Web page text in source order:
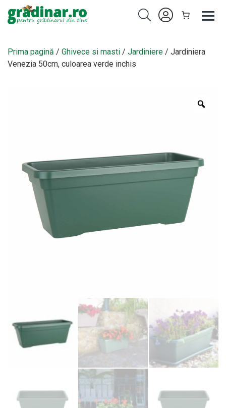
Prima pagină / Ghivece si masti / Jardiniere / Jardiniera
Venezia 50cm, culoarea verde inchis